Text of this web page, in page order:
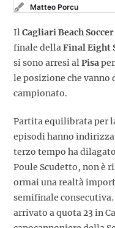
Matteo Porcu
IlCagliari Beach Soccer
finale dellaFinal Eight
si sono arresi alPisa
le posizione che
campionato.
Partita equilibrata per
episodi hanno
terzo tempo ha
Poule Scudetto, non è
ormai una realtà
semifinale
arrivato a quota 23 in